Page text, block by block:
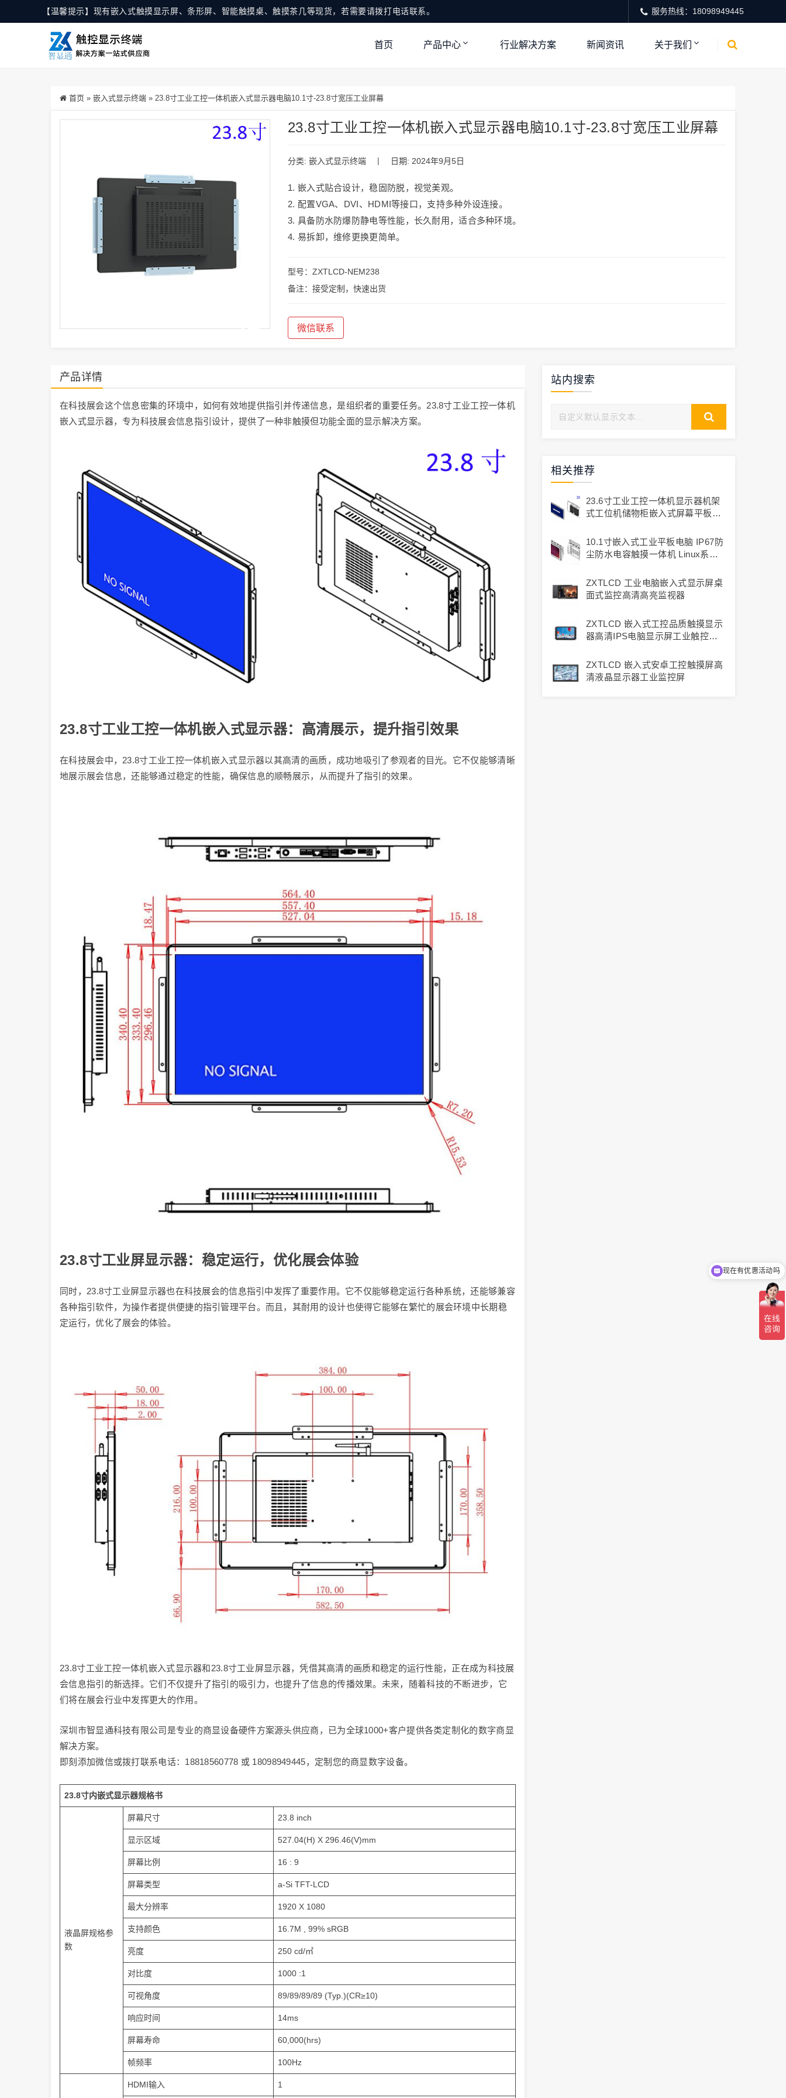
【温馨提示】现有嵌入式触摸显示屏、条形屏、智能触摸桌、触摸茶几等现货，若需要请拨打电话联系。 服务热线：18098949445
首页 产品中心 行业解决方案 新闻资讯 关于我们
首页 » 嵌入式显示终端 » 23.8寸工业工控一体机嵌入式显示器电脑10.1寸-23.8寸宽压工业屏幕
23.8寸工业工控一体机嵌入式显示器电脑10.1寸-23.8寸宽压工业屏幕
分类: 嵌入式显示终端 | 日期: 2024年9月5日
1. 嵌入式贴合设计，稳固防脱，视觉美观。
2. 配置VGA、DVI、HDMI等接口，支持多种外设连接。
3. 具备防水防爆防静电等性能，长久耐用，适合多种环境。
4. 易拆卸，维修更换更简单。
型号：ZXTLCD-NEM238
备注：接受定制，快速出货
微信联系
产品详情
在科技展会这个信息密集的环境中，如何有效地提供指引并传递信息，是组织者的重要任务。23.8寸工业工控一体机
嵌入式显示器，专为科技展会信息指引设计，提供了一种非触摸但功能全面的显示解决方案。
23.8寸工业工控一体机嵌入式显示器：高清展示，提升指引效果
在科技展会中，23.8寸工业工控一体机嵌入式显示器以其高清的画质，成功地吸引了参观者的目光。它不仅能够清晰
地展示展会信息，还能够通过稳定的性能，确保信息的顺畅展示，从而提升了指引的效果。
23.8寸工业屏显示器：稳定运行，优化展会体验
同时，23.8寸工业屏显示器也在科技展会的信息指引中发挥了重要作用。它不仅能够稳定运行各种系统，还能够兼容
各种指引软件，为操作者提供便捷的指引管理平台。而且，其耐用的设计也使得它能够在繁忙的展会环境中长期稳
定运行，优化了展会的体验。
23.8寸工业工控一体机嵌入式显示器和23.8寸工业屏显示器，凭借其高清的画质和稳定的运行性能，正在成为科技展
会信息指引的新选择。它们不仅提升了指引的吸引力，也提升了信息的传播效果。未来，随着科技的不断进步，它
们将在展会行业中发挥更大的作用。
深圳市智显通科技有限公司是专业的商显设备硬件方案源头供应商，已为全球1000+客户提供各类定制化的数字商显
解决方案。
即刻添加微信或拨打联系电话：18818560778 或 18098949445，定制您的商显数字设备。
23.8寸内嵌式显示器规格书
液晶屏规格参
数
屏幕尺寸 23.8 inch
显示区域 527.04(H) X 296.46(V)mm
屏幕比例 16 : 9
屏幕类型 a-Si TFT-LCD
最大分辨率 1920 X 1080
支持颜色 16.7M , 99% sRGB
亮度 250 cd/㎡
对比度 1000 :1
可视角度 89/89/89/89 (Typ.)(CR≥10)
响应时间 14ms
屏幕寿命 60,000(hrs)
帧频率 100Hz
HDMI输入 1
站内搜索
相关推荐
23.6寸工业工控一体机显示器机架
式工位机储物柜嵌入式屏幕平板显
10.1寸嵌入式工业平板电脑 IP67防
尘防水电容触摸一体机 Linux系统
ZXTLCD 工业电脑嵌入式显示屏桌
面式监控高清高亮监视器
ZXTLCD 嵌入式工控品质触摸显示
器高清IPS电脑显示屏工业触控设
ZXTLCD 嵌入式安卓工控触摸屏高
清液晶显示器工业监控屏
现在有优惠活动吗